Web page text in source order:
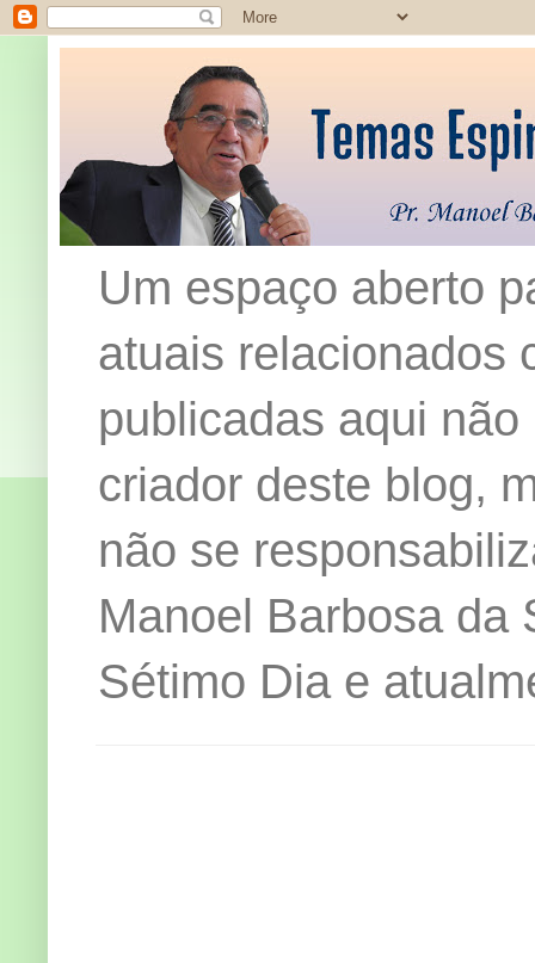
Um espaço aberto
atuais relacionados
publicadas aqui
criador deste blog,
não se
Manoel Barbosa da
Sétimo Dia e